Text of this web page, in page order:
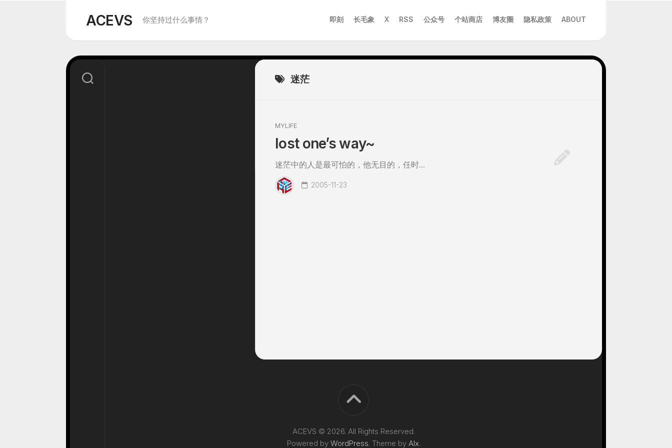
ACEVS 你坚持过什么事情？ 即刻 长毛象 X RSS 公众号 个站商店 博友圈 隐私政策 ABOUT
迷茫
MYLIFE
lost one’s way~
迷茫中的人是最可怕的，他无目的，任时...
2005-11-23
ACEVS © 2026. All Rights Reserved.
Powered by WordPress. Theme by Alx.